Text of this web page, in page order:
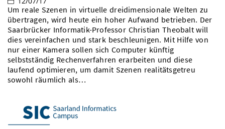
Um reale Szenen in virtuelle dreidimensionale Welten zu
übertragen, wird heute ein hoher Aufwand betrieben. Der
Saarbrücker Informatik-Professor Christian Theobalt will
dies vereinfachen und stark beschleunigen. Mit Hilfe von
nur einer Kamera sollen sich Computer künftig
selbstständig Rechenverfahren erarbeiten und diese
laufend optimieren, um damit Szenen realitätsgetreu
sowohl räumlich als…